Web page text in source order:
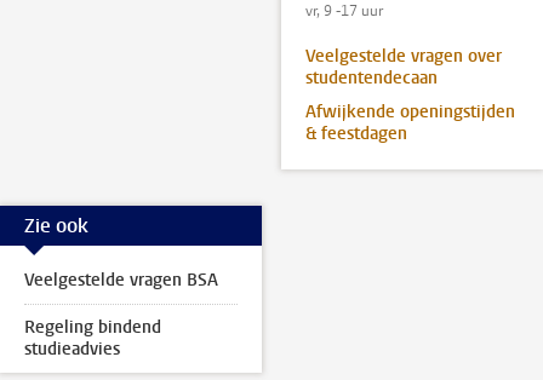
vr, 9 -17 uur
Veelgestelde vragen over
studentendecaan
Afwijkende openingstijden
& feestdagen
Zie ook
Veelgestelde vragen BSA
Regeling bindend
studieadvies